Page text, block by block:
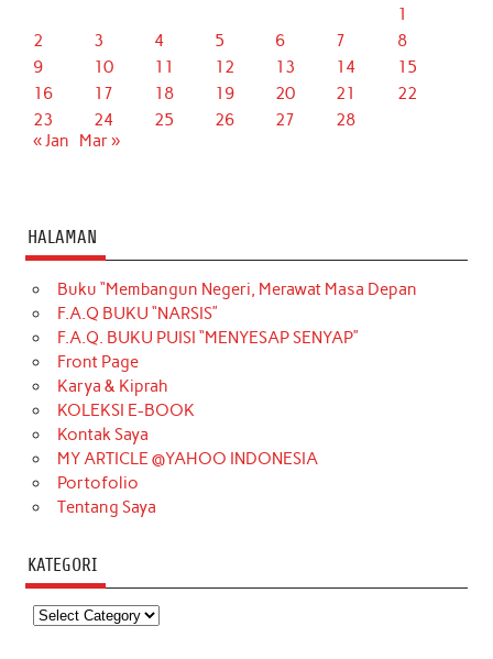
1
2
3 4 5 6 7
8
9
10 11 12 13 14
15
16
17 18 19 20 21
22
23
24 25 26 27
28
« Jan
Mar »
HALAMAN
Buku “Membangun Negeri, Merawat Masa Depan
F.A.Q BUKU “NARSIS”
F.A.Q. BUKU PUISI “MENYESAP SENYAP”
Front Page
Karya & Kiprah
KOLEKSI E-BOOK
Kontak Saya
MY ARTICLE @YAHOO INDONESIA
Portofolio
Tentang Saya
KATEGORI
Kategori